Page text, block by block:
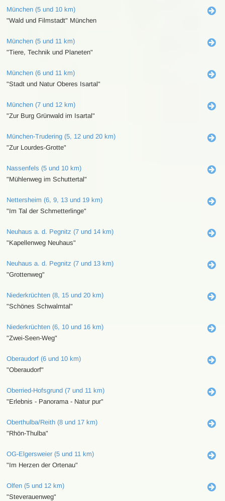
München (5 und 10 km)
"Wald und Filmstadt" München
München (5 und 11 km)
"Tiere, Technik und Planeten"
München (6 und 11 km)
"Stadt und Natur Oberes Isartal"
München (7 und 12 km)
"Zur Burg Grünwald im Isartal"
München-Trudering (5, 12 und 20 km)
"Zur Lourdes-Grotte"
Nassenfels (5 und 10 km)
"Mühlenweg im Schuttertal"
Nettersheim (6, 9, 13 und 19 km)
"Im Tal der Schmetterlinge"
Neuhaus a. d. Pegnitz (7 und 14 km)
"Kapellenweg Neuhaus"
Neuhaus a. d. Pegnitz (7 und 13 km)
"Grottenweg"
Niederkrüchten (8, 15 und 20 km)
"Schönes Schwalmtal"
Niederkrüchten (6, 10 und 16 km)
"Zwei-Seen-Weg"
Oberaudorf (6 und 10 km)
"Oberaudorf"
Oberried-Hofsgrund (7 und 11 km)
"Erlebnis - Panorama - Natur pur"
Oberthulba/Reith (8 und 17 km)
"Rhön-Thulba"
OG-Elgersweier (5 und 11 km)
"Im Herzen der Ortenau"
Olfen (5 und 12 km)
"Steverauenweg"